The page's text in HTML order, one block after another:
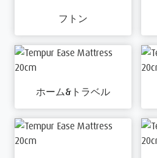
フトン
ホーム&トラベル